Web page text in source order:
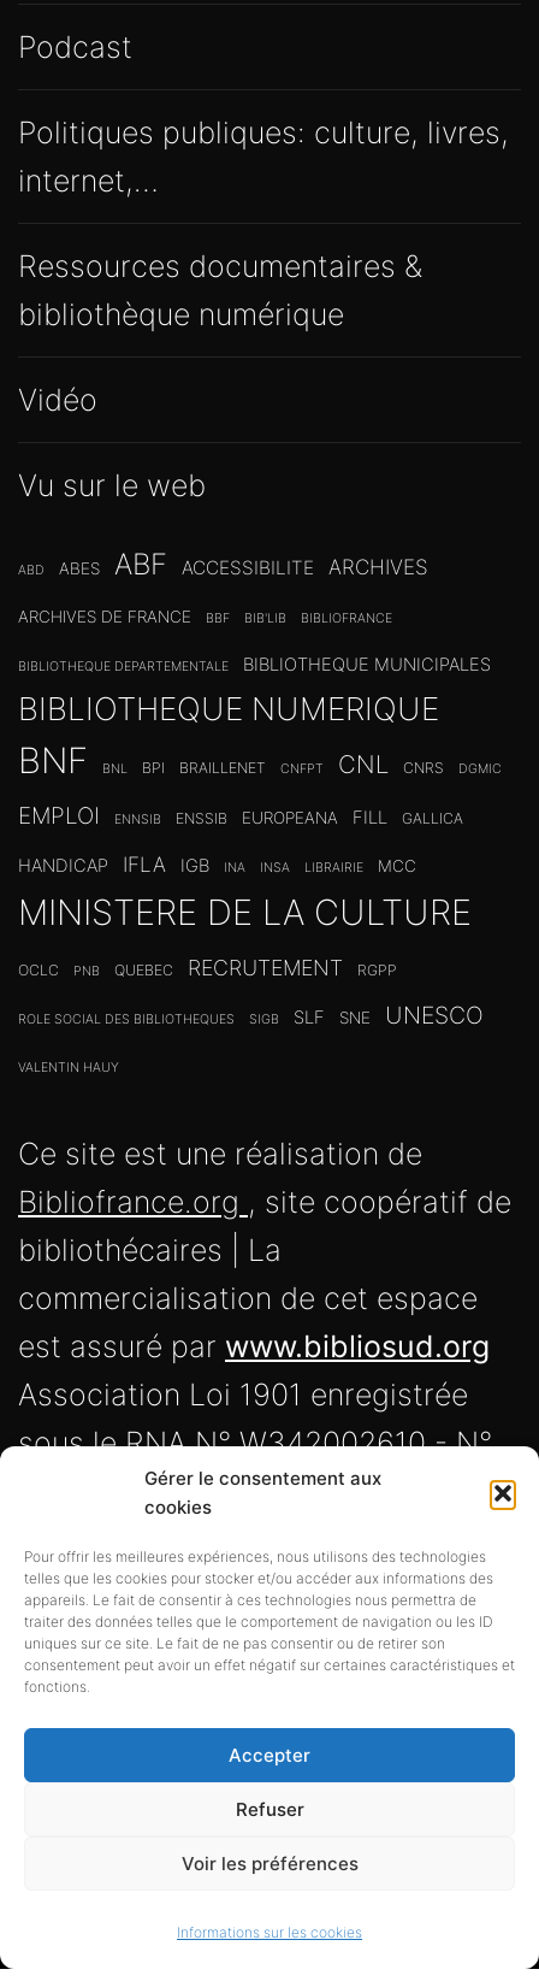
Gérer le consentement aux
cookies
Pour offrir les meilleures expériences, nous utilisons des technologies
telles que les cookies pour stocker et/ou accéder aux informations des
appareils. Le fait de consentir à ces technologies nous permettra de
traiter des données telles que le comportement de navigation ou les ID
uniques sur ce site. Le fait de ne pas consentir ou de retirer son
consentement peut avoir un effet négatif sur certaines caractéristiques et
fonctions.
Accepter
Refuser
Voir les préférences
Informations sur les cookies
Podcast
Politiques publiques: culture, livres,
internet,…
Ressources documentaires &
bibliothèque numérique
Vidéo
Vu sur le web
ABD ABES ABF ACCESSIBILITE ARCHIVES
ARCHIVES DE FRANCE BBF BIB'LIB BIBLIOFRANCE
BIBLIOTHEQUE DEPARTEMENTALE BIBLIOTHEQUE MUNICIPALES
BIBLIOTHEQUE NUMERIQUE
BNF BNL BPI BRAILLENET CNFPT CNL CNRS DGMIC
EMPLOI ENNSIB ENSSIB EUROPEANA FILL GALLICA
HANDICAP IFLA IGB INA INSA LIBRAIRIE MCC
MINISTERE DE LA CULTURE
OCLC PNB QUEBEC RECRUTEMENT RGPP
ROLE SOCIAL DES BIBLIOTHEQUES SIGB SLF SNE UNESCO
VALENTIN HAUY
Ce site est une réalisation de
Bibliofrance.org , site coopératif de
bibliothécaires | La
commercialisation de cet espace
est assuré par www.bibliosud.org
Association Loi 1901 enregistrée
sous le RNA N° W342002610 - N°
Siret 838 720 191 00017 -
TRESSAN
| Copyright © 2007-2023
Bibliofrance.org. Tous droits
réservés |
2024 2026 newsxpress.